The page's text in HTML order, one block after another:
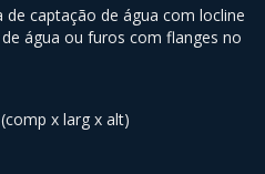
captação de água com locline
água ou furos com flanges no
x larg x alt)